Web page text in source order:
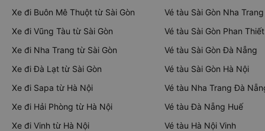
Xe đi Buôn Mê Thuột từ Sài Gòn
Xe đi Vũng Tàu từ Sài Gòn
Xe đi Nha Trang từ Sài Gòn
Xe đi Đà Lạt từ Sài Gòn
Xe đi Sapa từ Hà Nội
Xe đi Hải Phòng từ Hà Nội
Xe đi Vinh từ Hà Nội
Vé tàu Sài Gòn Nha Trang
Vé tàu Sài Gòn Phan Thiết
Vé tàu Sài Gòn Đà Nẵng
Vé tàu Sài Gòn Hà Nội
Vé tàu Nha Trang Đà
Vé tàu Đà Nẵng Huế
Vé tàu Hà Nội Vinh